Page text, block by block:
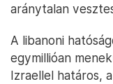
aránytalan
A libanoni
egymillióan
Izraellel határos,